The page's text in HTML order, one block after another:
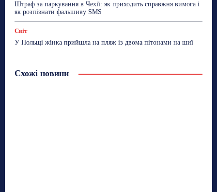
Штраф за паркування в Чехії: як приходить справжня вимога і
як розпізнати фальшиву SMS
Світ
У Польщі жінка прийшла на пляж із двома пітонами на шиї
Схожі новини